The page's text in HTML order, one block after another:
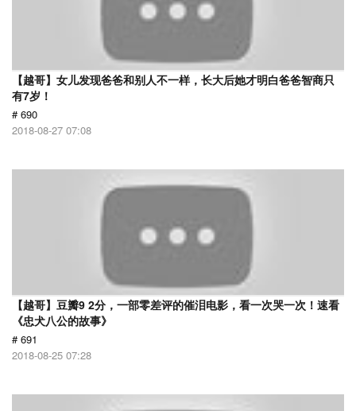
【越哥】女儿发现爸爸和别人不一样，长大后她才明白爸爸智商只
有7岁！
# 690
2018-08-27 07:08
【越哥】豆瓣9 2分，一部零差评的催泪电影，看一次哭一次！速看
《忠犬八公的故事》
# 691
2018-08-25 07:28